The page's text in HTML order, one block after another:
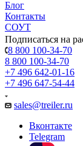
Блог
Контакты
СОУТ
Подписаться на
8 800 100-34-70
8 800 100-34-70
+7 496 642-01-16
+7 496 647-54-44
sales@treiler.ru
Вконтакте
Telegram